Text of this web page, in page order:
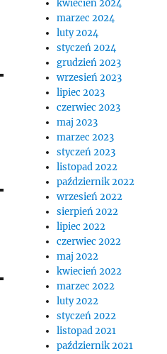
kwiecień 2024
marzec 2024
luty 2024
styczeń 2024
grudzień 2023
wrzesień 2023
lipiec 2023
czerwiec 2023
maj 2023
marzec 2023
styczeń 2023
listopad 2022
październik 2022
wrzesień 2022
sierpień 2022
lipiec 2022
czerwiec 2022
maj 2022
kwiecień 2022
marzec 2022
luty 2022
styczeń 2022
listopad 2021
październik 2021